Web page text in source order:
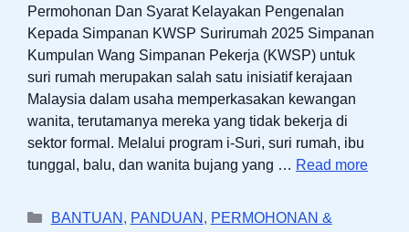
Permohonan Dan Syarat Kelayakan Pengenalan
Kepada Simpanan KWSP Surirumah 2025 Simpanan
Kumpulan Wang Simpanan Pekerja (KWSP) untuk
suri rumah merupakan salah satu inisiatif kerajaan
Malaysia dalam usaha memperkasakan kewangan
wanita, terutamanya mereka yang tidak bekerja di
sektor formal. Melalui program i-Suri, suri rumah, ibu
tunggal, balu, dan wanita bujang yang … Read more
Categories
BANTUAN , PANDUAN , PERMOHONAN &